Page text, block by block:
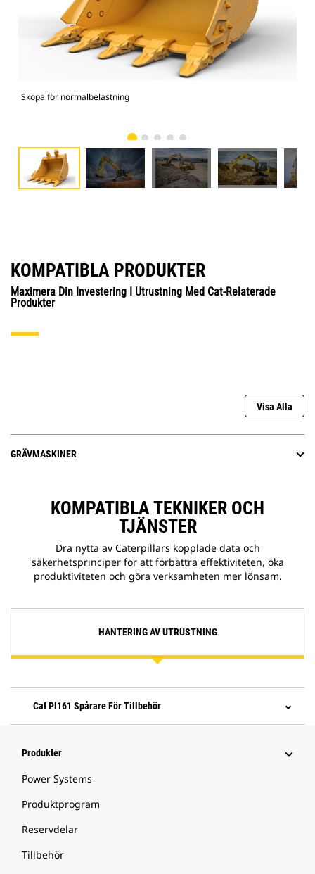
Skopa för normalbelastning
KOMPATIBLA PRODUKTER
Maximera Din Investering I Utrustning Med Cat-Relaterade
Produkter
Visa Alla
GRÄVMASKINER
KOMPATIBLA TEKNIKER OCH
TJÄNSTER
Dra nytta av Caterpillars kopplade data och
säkerhetsprinciper för att förbättra effektiviteten, öka
produktiviteten och göra verksamheten mer lönsam.
HANTERING AV UTRUSTNING
Cat Pl161 Spårare För Tillbehör
Produkter
Power Systems
Produktprogram
Reservdelar
Tillbehör